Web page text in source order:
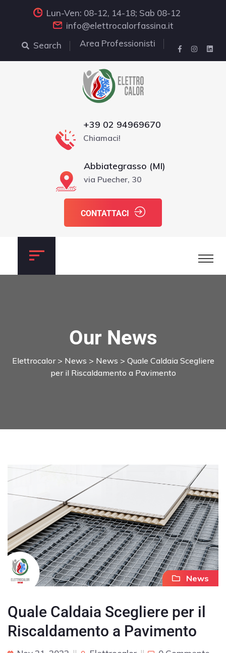
Lun-Ven: 08-12, 14-18; Sab 08-12
info@elettrocalorfassina.it
Search
Area Professionisti
+39 02 94969670
Chiamaci!
Abbiategrasso (MI)
via Puecher, 30
CONTATTACI
Our News
Elettrocalor> News > News > Quale Caldaia Scegliere
per il Riscaldamento a Pavimento
News
Quale Caldaia Scegliere per il
Riscaldamento a Pavimento